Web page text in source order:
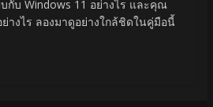
กับ Windows 11 อย่างไร และคุณ
างไร ลองมาดูอย่างใกล้ชิดในคู่มือนี้